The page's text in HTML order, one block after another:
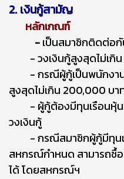
2. เงินกู้สามัญ
หลักเกณฑ์
-เป็นสมาชิกติดต่อกั
-วงเงินกู้สูงสุดไม่เกิน
- กรณีผู้กู้เป็นพนักงานร
สูงสุดไม่เกิน 200,000 บา
- ผู้กู้ต้องมีทุนเรือนหุ้นส
วงเงินกู้
- กรณีสมาชิกผู้กู้มีทุนเ
สหกรณ์กำหนด สามารถชื้
ได้ โดยสหกรณ์ฯ